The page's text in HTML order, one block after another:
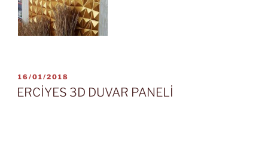
YAYIM
TARIHI
16/01/2018
ERCİYES 3D DUVAR PANELİ